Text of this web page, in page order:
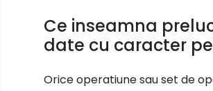
Ce inseamna
date cu caracter
Orice operatiune sau set de